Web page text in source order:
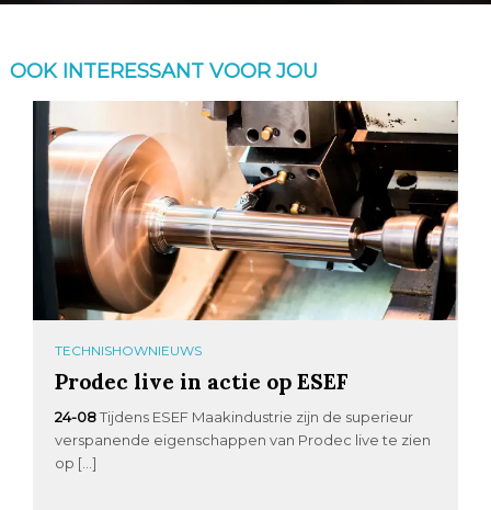
OOK INTERESSANT VOOR JOU
TECHNISHOWNIEUWS
Prodec live in actie op ESEF
24-08 Tijdens ESEF Maakindustrie zijn de superieur
verspanende eigenschappen van Prodec live te zien
op […]